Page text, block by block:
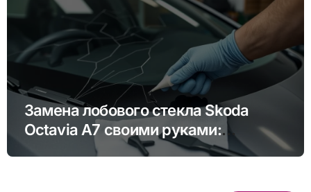
Замена лобового стекла Skoda
Octavia A7 своими руками:
пошаговая инструкция